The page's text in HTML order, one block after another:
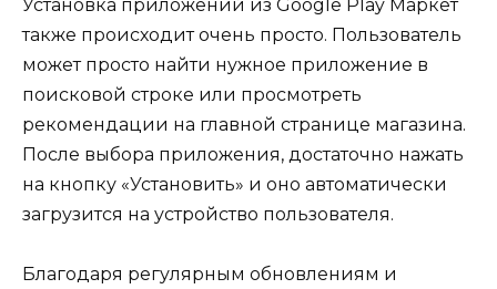
Установка приложений из Google Play Маркет
также происходит очень просто. Пользователь
может просто найти нужное приложение в
поисковой строке или просмотреть
рекомендации на главной странице магазина.
После выбора приложения, достаточно нажать
на кнопку «Установить» и оно автоматически
загрузится на устройство пользователя.
Благодаря регулярным обновлениям и